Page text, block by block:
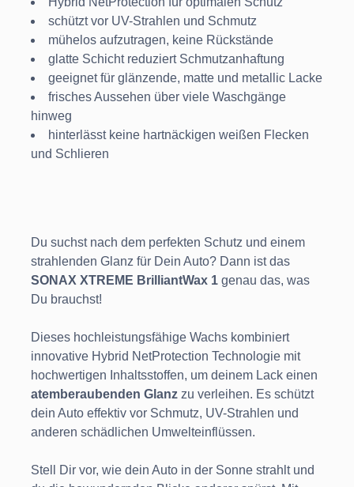
schützt vor UV-Strahlen und Schmutz
mühelos aufzutragen, keine Rückstände
glatte Schicht reduziert Schmutzanhaftung
geeignet für glänzende, matte und metallic Lacke
frisches Aussehen über viele Waschgänge
hinweg
hinterlässt keine hartnäckigen weißen Flecken
und Schlieren
Du suchst nach dem perfekten Schutz und einem
strahlenden Glanz für Dein Auto? Dann ist das
SONAX XTREME BrilliantWax 1 genau das, was
Du brauchst!
Dieses hochleistungsfähige Wachs kombiniert
innovative Hybrid NetProtection Technologie mit
hochwertigen Inhaltsstoffen, um deinem Lack einen
atemberaubenden Glanz zu verleihen. Es schützt
dein Auto effektiv vor Schmutz, UV-Strahlen und
anderen schädlichen Umwelteinflüssen.
Stell Dir vor, wie dein Auto in der Sonne strahlt und